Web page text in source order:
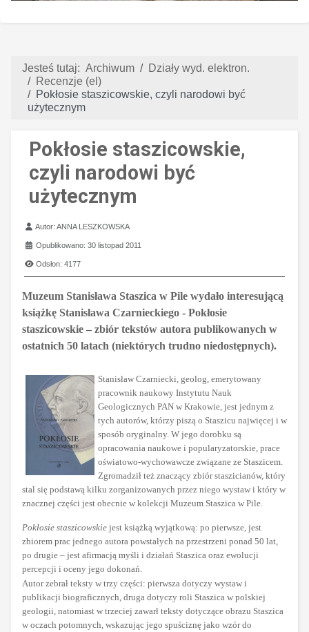
Jesteś tutaj: Archiwum
Działy wyd. elektron.
Recenzje (el)
Pokłosie staszicowskie, czyli narodowi być
użytecznym
Pokłosie staszicowskie,
czyli narodowi być
użytecznym
Szczegóły
Autor:ANNA LESZKOWSKA
Opublikowano: 30 listopad 2011
Odsłon: 4177
Muzeum Stanisława Staszica w Pile wydało interesującą
książkę Stanisława Czarnieckiego - Pokłosie
staszicowskie – zbiór tekstów autora publikowanych w
ostatnich 50 latach (niektórych trudno niedostępnych).
Stanisław Czarniecki, geolog, emerytowany
pracownik naukowy Instytutu Nauk
Geologicznych PAN w Krakowie, jest jednym z
tych autorów, którzy piszą o Staszicu najwięcej i w
sposób oryginalny. W jego dorobku są
opracowania naukowe i popularyzatorskie, prace
oświatowo-wychowawcze związane ze Staszicem.
Zgromadził też znaczący zbiór staszicianów, który
stal się podstawą kilku zorganizowanych przez niego wystaw i który w
znacznej części jest obecnie w kolekcji Muzeum Staszica w Pile.
Pokłosie staszicowskie jest książką wyjątkową: po pierwsze, jest
zbiorem prac jednego autora powstałych na przestrzeni ponad 50 lat,
po drugie – jest afirmacją myśli i działań Staszica oraz ewolucji
percepcji i oceny jego dokonań.
Autor zebrał teksty w trzy części: pierwsza dotyczy wystaw i
publikacji biograficznych, druga dotyczy roli Staszica w polskiej
geologii, natomiast w trzeciej zawarł teksty dotyczące obrazu Staszica
w oczach potomnych, wskazując jego spuściznę jako wzór do